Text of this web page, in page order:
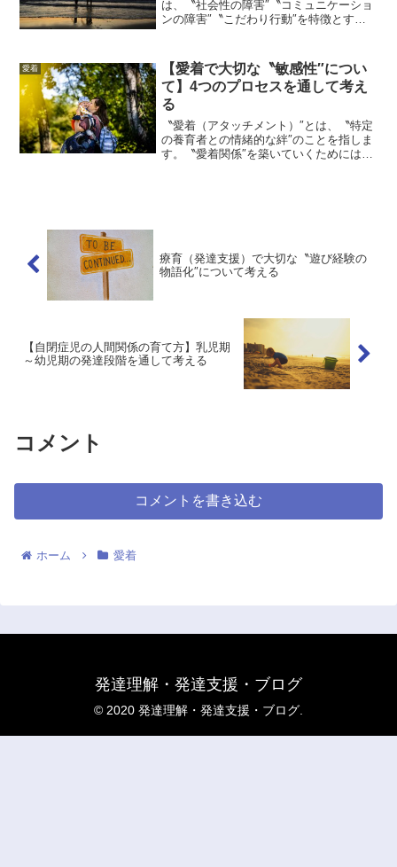
は、〝社会性の障害″〝コミュニケーショ
ンの障害″〝こだわり行動″を特徴とする
つ組″）を理解して、それに対して対応策
を考えることが大...
愛着
【愛着で大切な〝敏感性″につい
て】4つのプロセスを通して考え
る
〝愛着（アタッチメント）″とは、〝特定
の養育者との情緒的な絆″のことを指しま
す。〝愛着関係″を築いていくためには、
療育（発達支援）で大切な〝遊び経験の
物語化″について考える
【自閉症児の人間関係の育て方】乳児期
～幼児期の発達段階を通して考える
コメント
コメントを書き込む
ホーム 愛着
発達理解・発達支援・ブログ
© 2020 発達理解・発達支援・ブログ.